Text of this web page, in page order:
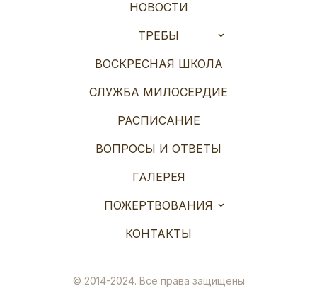
НОВОСТИ
ТРЕБЫ
ВОСКРЕСНАЯ ШКОЛА
СЛУЖБА МИЛОСЕРДИЕ
РАСПИСАНИЕ
ВОПРОСЫ И ОТВЕТЫ
ГАЛЕРЕЯ
ПОЖЕРТВОВАНИЯ
КОНТАКТЫ
© 2014-2024. Все права защищены